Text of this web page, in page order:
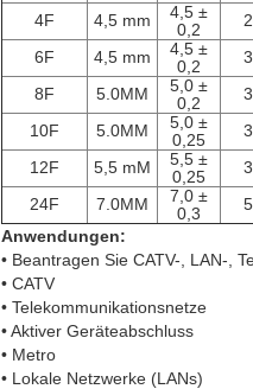
4F
4,5 mm
4,5 ±
0,2
6F
4,5 mm
4,5 ±
0,2
8F
5.0MM
5,0 ±
0,2
10F
5.0MM
5,0 ±
0,25
12F
5,5 mM
5,5 ±
0,25
24F
7.0MM
7,0 ±
0,3
Anwendungen:
• Beantragen Sie CATV-, LAN-,
• CATV
• Telekommunikationsnetze
• Aktiver Geräteabschluss
• Metro
• Lokale Netzwerke (LANs)